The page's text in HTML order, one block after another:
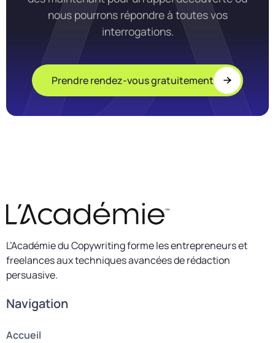
nous pourrons répondre à toutes vos
interrogations.
Prendre rendez-vous gratuitement
L’Académie du Copywriting forme les entrepreneurs et
freelances aux techniques avancées de rédaction
persuasive.
Navigation
Accueil